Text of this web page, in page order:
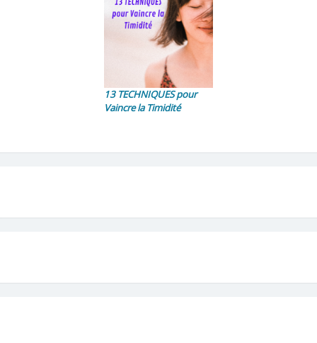
13 TECHNIQUES pour
Vaincre la Timidité